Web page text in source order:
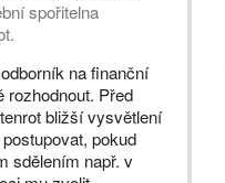
spořitelna
na finanční
rozhodnout. Před
bližší vysvětlení
pokud
sdělením např. v